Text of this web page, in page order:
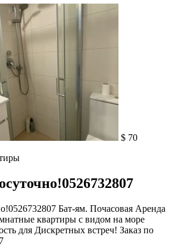
$ 70
Бат-ям. Почасовая Аренда
квартиры с видом на море
для Дискретных встреч! Заказ по